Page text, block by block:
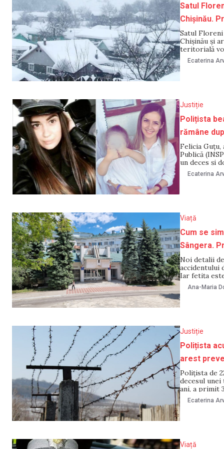
Satul
Chișinău.
Satul
Chișinău și
teritorială
Comisia
Ecaterina
Justiție
Polițista
rămâne
Felicia
Publică
un deces și
zile în arest
magistrații
Ecaterina
Viață
Cum se
Sângera.
Noi detalii
accidentului
Iar fetița
acesta va
Ana-Maria
Justiție
Polițista
arest
Polițista de
decesul unei
ani, a primit
Ecaterina
Viață